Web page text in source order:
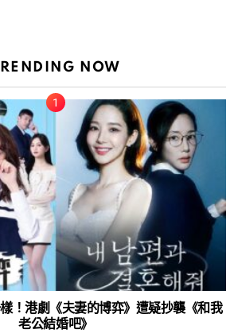
NOW
！港劇《夫妻的博弈》遭疑抄襲《和我
老公結婚吧》